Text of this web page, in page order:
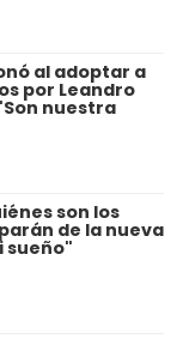
al adoptar a
por Leandro
nuestra
son los
de la nueva
sueño"